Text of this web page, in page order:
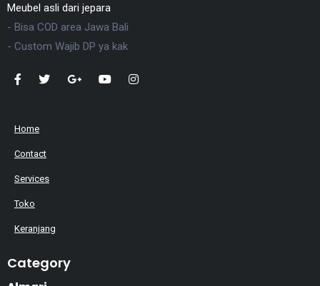
Meubel asli dari jepara
- Bisa COD area Jawa Bali
- Custom Wajib DP ya kak
Home
Contact
Services
Toko
Keranjang
Category